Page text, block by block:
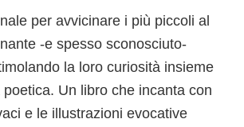
per avvicinare i più piccoli al
-e spesso sconosciuto-
la loro curiosità insieme
Un libro che incanta con
e le illustrazioni evocative